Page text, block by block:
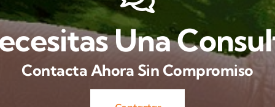
Una
Contacta Ahora Sin Compromiso